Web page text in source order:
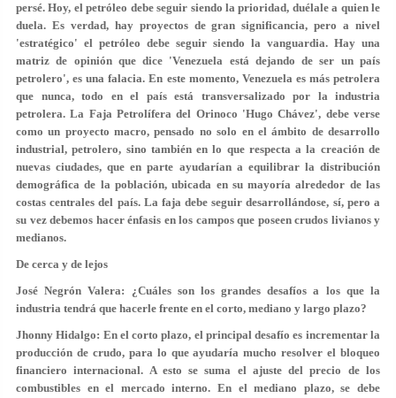
persé. Hoy, el petróleo debe seguir siendo la prioridad, duélale a quien le
duela. Es verdad, hay proyectos de gran significancia, pero a nivel
'estratégico' el petróleo debe seguir siendo la vanguardia. Hay una
matriz de opinión que dice 'Venezuela está dejando de ser un país
petrolero', es una falacia. En este momento, Venezuela es más petrolera
que nunca, todo en el país está transversalizado por la industria
petrolera. La Faja Petrolífera del Orinoco 'Hugo Chávez', debe verse
como un proyecto macro, pensado no solo en el ámbito de desarrollo
industrial, petrolero, sino también en lo que respecta a la creación de
nuevas ciudades, que en parte ayudarían a equilibrar la distribución
demográfica de la población, ubicada en su mayoría alrededor de las
costas centrales del país. La faja debe seguir desarrollándose, sí, pero a
su vez debemos hacer énfasis en los campos que poseen crudos livianos y
medianos.
De cerca y de lejos
José Negrón Valera: ¿Cuáles son los grandes desafíos a los que la
industria tendrá que hacerle frente en el corto, mediano y largo plazo?
Jhonny Hidalgo: En el corto plazo, el principal desafío es incrementar la
producción de crudo, para lo que ayudaría mucho resolver el bloqueo
financiero internacional. A esto se suma el ajuste del precio de los
combustibles en el mercado interno. En el mediano plazo, se debe